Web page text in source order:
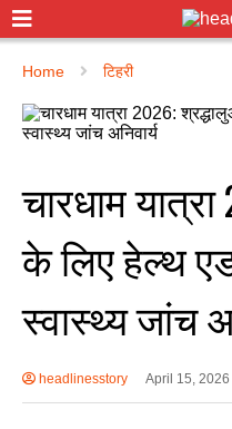
Home टिहरी
चारधाम
के लिए हेल्थ
स्वास्थ्य जांच
headlinesstory April 15,